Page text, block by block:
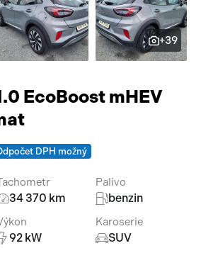
Pracovní stroje
Náhradní díly
Příslušenství
Auto a život
Videa
+39
EcoBoost mHEV
DPH možný
34 370 km
Palivo
benzin
92 kW
Karoserie
SUV